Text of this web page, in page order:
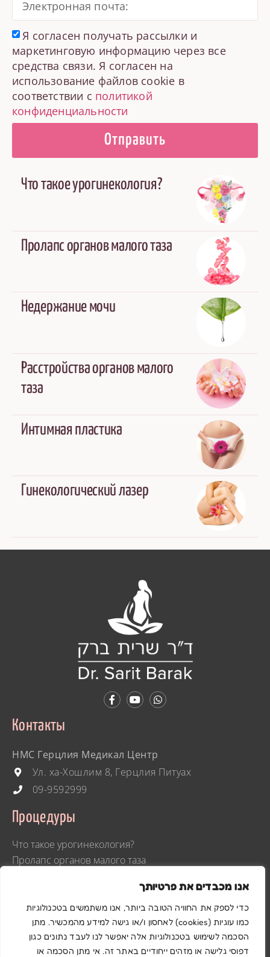
אנו מכבדים את פרטיותך
כדי לספק את החוויה הטובה ביותר, אנו משתמשים בטכנולוגיות
כמו עוגיות (cookies) לאחסון ו/או גישה למידע מהמכשיר. מתן
הסכמה לשימוש בטכנולוגיות אלה יאפשר לנו לעבד נתונים כגון
דפוסי גלישה או מזהים ייחודיים באתר זה. אי מתן הסכמה או
Я согласен получать рассылки и
маркетинговую информацию через все
средства связи. Я согласен на
использование файлов cookie в
соответствии с политикой
конфиденциальности
Отправить
Что такое урогинекология?
Пролапс органов малого таза
Недержание мочи
Расстройства органов малого
таза
Интимная пластика
Гинекологический лазер
Контакты
HMC Герцлия Медикал Центр
Ул. ха-Хошлим 8, Герцлия Питуах
09-9592999
Процедуры
Что такое урогинекология?
Пролапс органов малого таза
Расстройства органов малого таза
Интимная пластика
Гинекологический лазер